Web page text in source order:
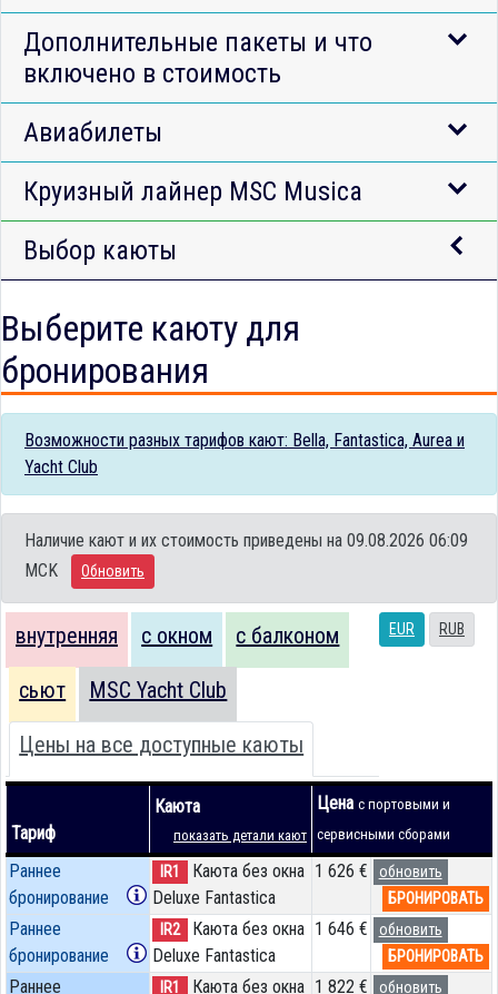
Дополнительные пакеты и что
включено в стоимость
Авиабилеты
Круизный лайнер MSC Musica
Выбор каюты
Выберите каюту для
бронирования
Возможности разных тарифов кают: Bella, Fantastica, Aurea и
Yacht Club
Наличие кают и их стоимость приведены на 09.08.2026 06:09
MCK
Обновить
EUR RUB
внутренняя с окном с балконом
сьют MSC Yacht Club
Цены на все доступные каюты
Тариф
Каюта
показать детали кают
Цена с портовыми и
сервисными сборами
Раннее
бронирование
IR1
Каюта без окна
Deluxe Fantastica
1 626 €
обновить
БРОНИРОВАТЬ
Раннее
бронирование
IR2
Каюта без окна
Deluxe Fantastica
1 646 €
обновить
БРОНИРОВАТЬ
Раннее IR1 Каюта без окна 1 822 € обновить